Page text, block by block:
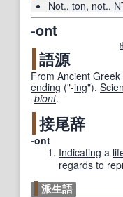
Not., ton, not.,
-ont
語源
From Ancient Greek
ending ("-ing").
-biont.
接尾辞
-ont
Indicating a
regards to
派生語